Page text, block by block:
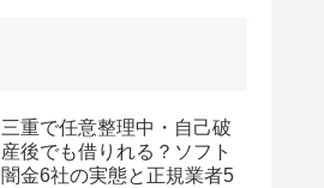
三重で任意整理中・自己破
産後でも借りれる？ソフト
闇金6社の実態と正規業者5